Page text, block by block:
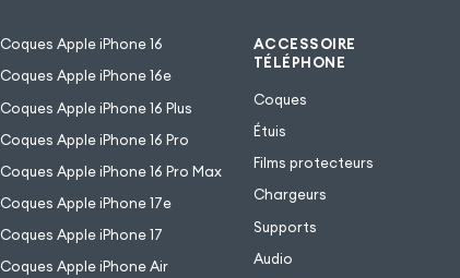
Coques Apple iPhone 16
Coques Apple iPhone 16e
Coques Apple iPhone 16 Plus
Coques Apple iPhone 16 Pro
Coques Apple iPhone 16 Pro Max
Coques Apple iPhone 17e
Coques Apple iPhone 17
Coques Apple iPhone Air
ACCESSOIRE
TÉLÉPHONE
Coques
Étuis
Films protecteurs
Chargeurs
Supports
Audio